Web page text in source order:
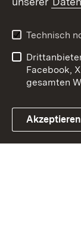
Link zum
Kontakt
Barrierefreiheit
Impressum
Technisch
Facebook,
gesamten
Akzeptieren